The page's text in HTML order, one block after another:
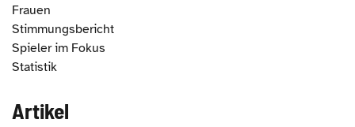
Frauen
Stimmungsbericht
Spieler im Fokus
Statistik
Artikel